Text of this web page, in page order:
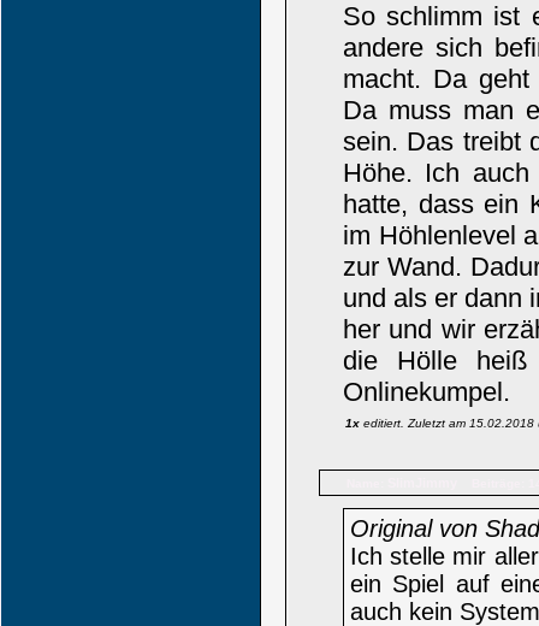
So schlimm ist
andere sich
macht. Da geht
Da muss man
sein. Das treibt
Höhe. Ich
hatte, dass ein
im Höhlenlevel
zur Wand.
und als er dann
her und wir
die Hölle heiß
Onlinekumpel.
1x editiert. Zuletzt am 15.02.2018
Original von
Ich stelle mir
ein Spiel auf
auch kein